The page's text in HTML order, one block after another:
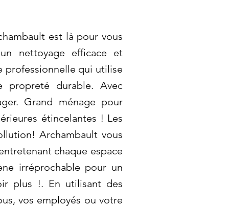
est là pour vous
nettoyage efficace et
professionnelle qui utilise
propreté durable. Avec
Grand ménage pour
étincelantes ! Les
Archambault vous
chaque espace
irréprochable pour un
plus !. En utilisant des
vos employés ou votre